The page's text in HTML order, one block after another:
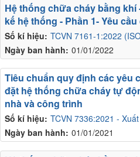
Số kí hiệu: TCVN 7161-1:2022
Ngày ban hành: 01/01/2022
Hệ thống chữa cháy bằng khí
kế hệ thống - Phần 1- Yêu
Số kí hiệu: TCVN 7336:2021 -
Ngày ban hành: 01/01/2021
Tiêu chuẩn quy định các yêu
đặt hệ thống chữa cháy tự
nhà và công trình